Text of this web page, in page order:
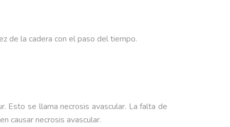
de la cadera con el paso del tiempo.
Esto se llama necrosis avascular. La falta de
causar necrosis avascular.